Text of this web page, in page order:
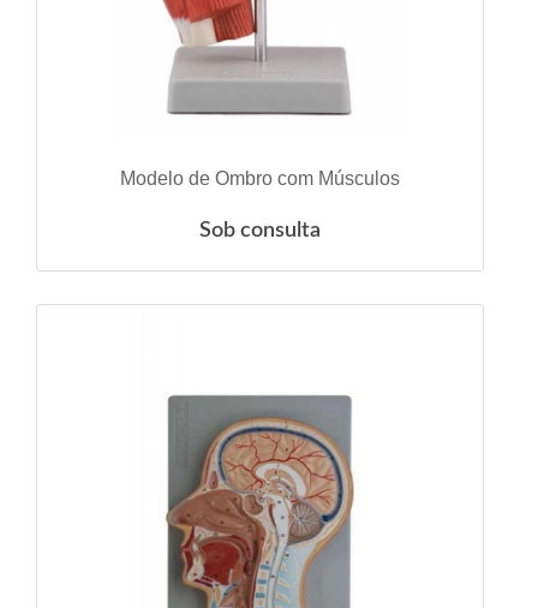
VER DETALHES
Modelo de Ombro com Músculos
Sob consulta